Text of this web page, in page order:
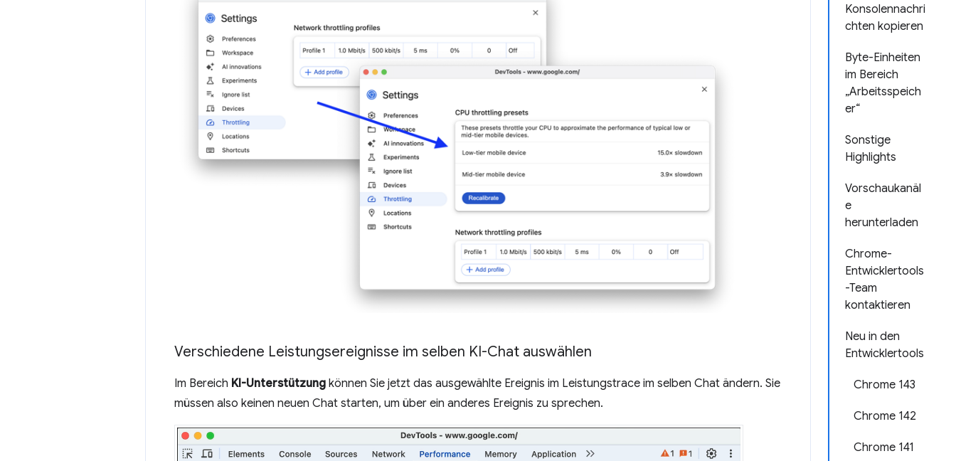
Konsolennachri
chten kopieren
Byte-Einheiten
im Bereich
„Arbeitsspeich
er“
Sonstige
Highlights
Vorschaukanäl
e
herunterladen
Chrome-
Entwicklertools
-Team
kontaktieren
Neu in den
Entwicklertools
Chrome 143
Chrome 142
Chrome 141
Verschiedene Leistungsereignisse im selben KI-Chat auswählen
Im Bereich KI-Unterstützung können Sie jetzt das ausgewählte Ereignis im Leistungstrace im selben Chat ändern. Sie
müssen also keinen neuen Chat starten, um über ein anderes Ereignis zu sprechen.